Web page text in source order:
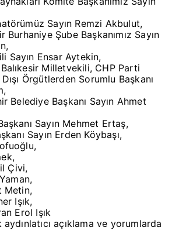
Sayın Remzi Akbulut,
Burhaniye Şube Başkanımız Sayın
Sayın Ensar Aytekin,
Milletvekili, CHP Parti
Örgütlerden Sorumlu Başkanı
Belediye Başkanı Sayın Ahmet
Sayın Mehmet Ertaş,
Sayın Erden Köybaşı,
Çivi,
Metin,
Işık,
Erol Işık
açıklama ve yorumlarda